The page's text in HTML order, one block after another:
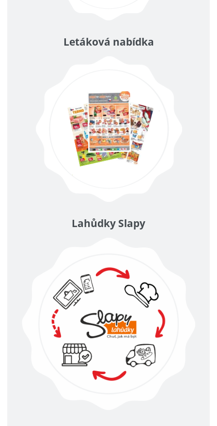
Letáková nabídka
Lahůdky Slapy